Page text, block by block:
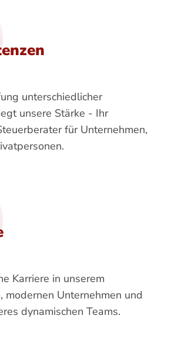
unterschiedlicher
unsere Stärke - Ihr
für Unternehmen,
Karriere in unserem
modernen Unternehmen und
dynamischen Teams.